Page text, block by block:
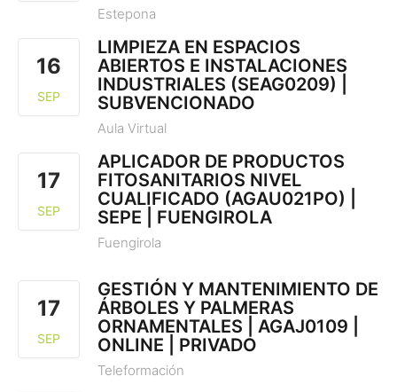
Estepona
16
SEP
LIMPIEZA EN ESPACIOS
ABIERTOS E INSTALACIONES
INDUSTRIALES (SEAG0209) |
SUBVENCIONADO
Aula Virtual
17
SEP
APLICADOR DE PRODUCTOS
FITOSANITARIOS NIVEL
CUALIFICADO (AGAU021PO) |
SEPE | FUENGIROLA
Fuengirola
17
SEP
GESTIÓN Y MANTENIMIENTO DE
ÁRBOLES Y PALMERAS
ORNAMENTALES | AGAJ0109 |
ONLINE | PRIVADO
Teleformación